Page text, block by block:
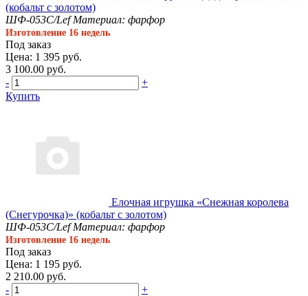
(кобальт с золотом)
ШФ-053С/Lef Материал: фарфор
Изготовление 16 недель
Под заказ
Цена: 1 395 руб.
3 100.00 руб.
-
+
Купить
Елочная игрушка «Снежная королева
(Снегурочка)» (кобальт с золотом)
ШФ-053С/Lef Материал: фарфор
Изготовление 16 недель
Под заказ
Цена: 1 195 руб.
2 210.00 руб.
-
+